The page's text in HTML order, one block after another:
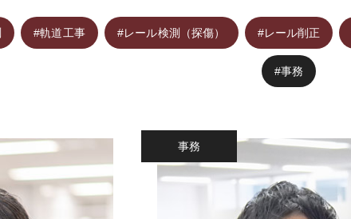
#軌道工事 #レール検測（探傷） #レール削正
#事務
事務